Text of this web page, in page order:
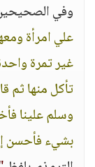
وفي
علي امرأة
غير تمرة
تأكل منها ثم
وسلم علينا
بشيء فأحسن